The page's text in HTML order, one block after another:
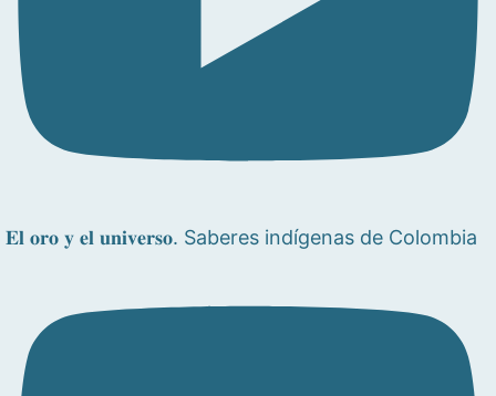
𝐄𝐥 𝐨𝐫𝐨 𝐲 𝐞𝐥 𝐮𝐧𝐢𝐯𝐞𝐫𝐬𝐨. Saberes indígenas de Colombia